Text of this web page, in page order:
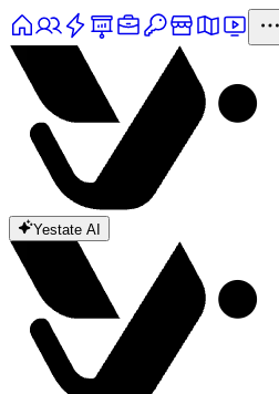
Yestate AI